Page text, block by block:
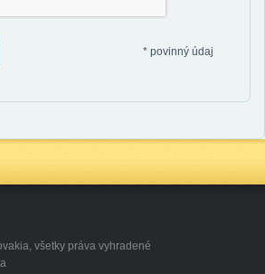
* povinný údaj
všetky práva vyhradené